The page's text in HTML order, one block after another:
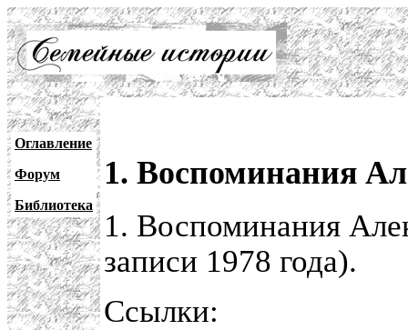
Оглавление
Форум
Библиотека
1. Воспоминания
1. Воспоминания
записи 1978 года).
Ссылки: